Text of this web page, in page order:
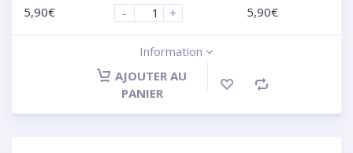
5,90€
-
+
5,90€
Information
AJOUTER AU
PANIER